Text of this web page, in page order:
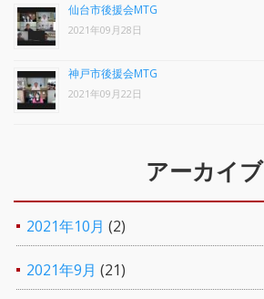
仙台市後援会MTG
2021年09月28日
神戸市後援会MTG
2021年09月22日
アーカイブ
2021年10月 (2)
2021年9月 (21)